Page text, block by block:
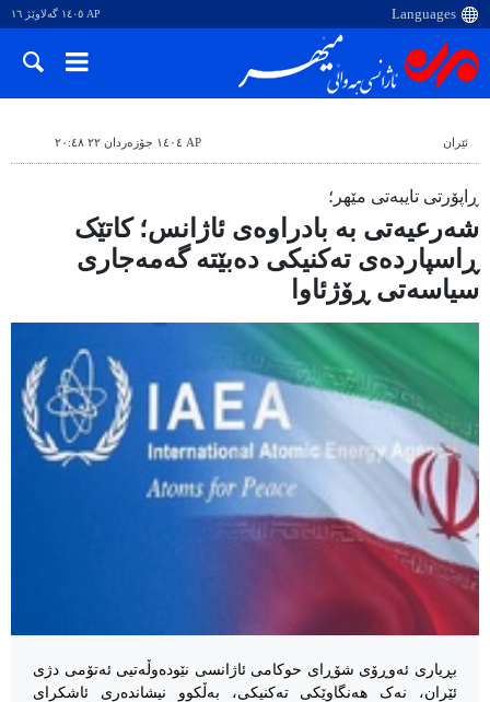
AP ١٤٠٥ گەلاوێژ ١٦
ئێران AP ١٤٠٤ جۆزەردان ٢٢ ٢٠:٤٨
ڕاپۆرتی تایبەتی مێهر؛
شەرعیەتی بە بادراوەی ئاژانس؛ کاتێک
ڕاسپاردەی تەکنیکی دەبێتە گەمەجاری
سیاسەتی ڕۆژئاوا
بڕیاری ئەوڕۆی شۆڕای حوکامی ئاژانسی نێودەوڵەتیی ئەتۆمی دژی
ئێران، نەک هەنگاوێکی تەکنیکی، بەڵکوو نیشاندەری ئاشکرای